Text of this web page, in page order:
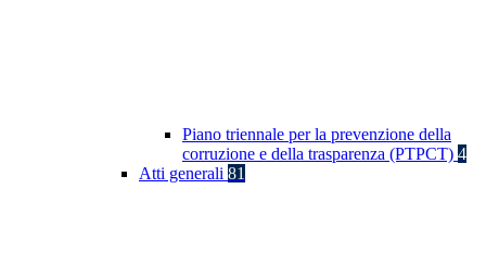
Piano triennale per la prevenzione della
corruzione e della trasparenza (PTPCT) 4
Atti generali 81